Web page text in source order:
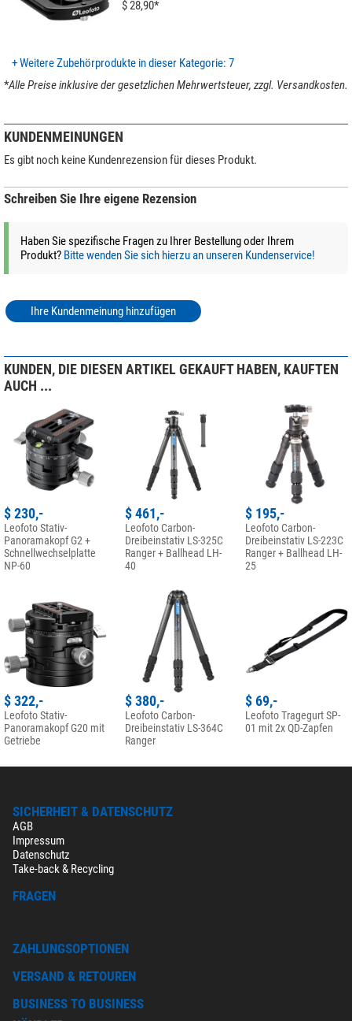
$ 28,90*
+ Weitere Zubehörprodukte in dieser Kategorie: 7
*Alle Preise inklusive der gesetzlichen Mehrwertsteuer, zzgl. Versandkosten.
KUNDENMEINUNGEN
Es gibt noch keine Kundenrezension für dieses Produkt.
Schreiben Sie Ihre eigene Rezension
Haben Sie spezifische Fragen zu Ihrer Bestellung oder Ihrem
Produkt? Bitte wenden Sie sich hierzu an unseren Kundenservice!
Ihre Kundenmeinung hinzufügen
KUNDEN, DIE DIESEN ARTIKEL GEKAUFT HABEN, KAUFTEN
AUCH ...
$ 230,-
Leofoto Stativ-
Panoramakopf G2 +
Schnellwechselplatte
NP-60
$ 461,-
Leofoto Carbon-
Dreibeinstativ LS-325C
Ranger + Ballhead LH-
40
$ 195,-
Leofoto Carbon-
Dreibeinstativ LS-223C
Ranger + Ballhead LH-
25
$ 322,-
Leofoto Stativ-
Panoramakopf G20 mit
Getriebe
$ 380,-
Leofoto Carbon-
Dreibeinstativ LS-364C
Ranger
$ 69,-
Leofoto Tragegurt SP-
01 mit 2x QD-Zapfen
SICHERHEIT & DATENSCHUTZ
AGB
Impressum
Datenschutz
Take-back & Recycling
FRAGEN
ZAHLUNGSOPTIONEN
VERSAND & RETOUREN
BUSINESS TO BUSINESS